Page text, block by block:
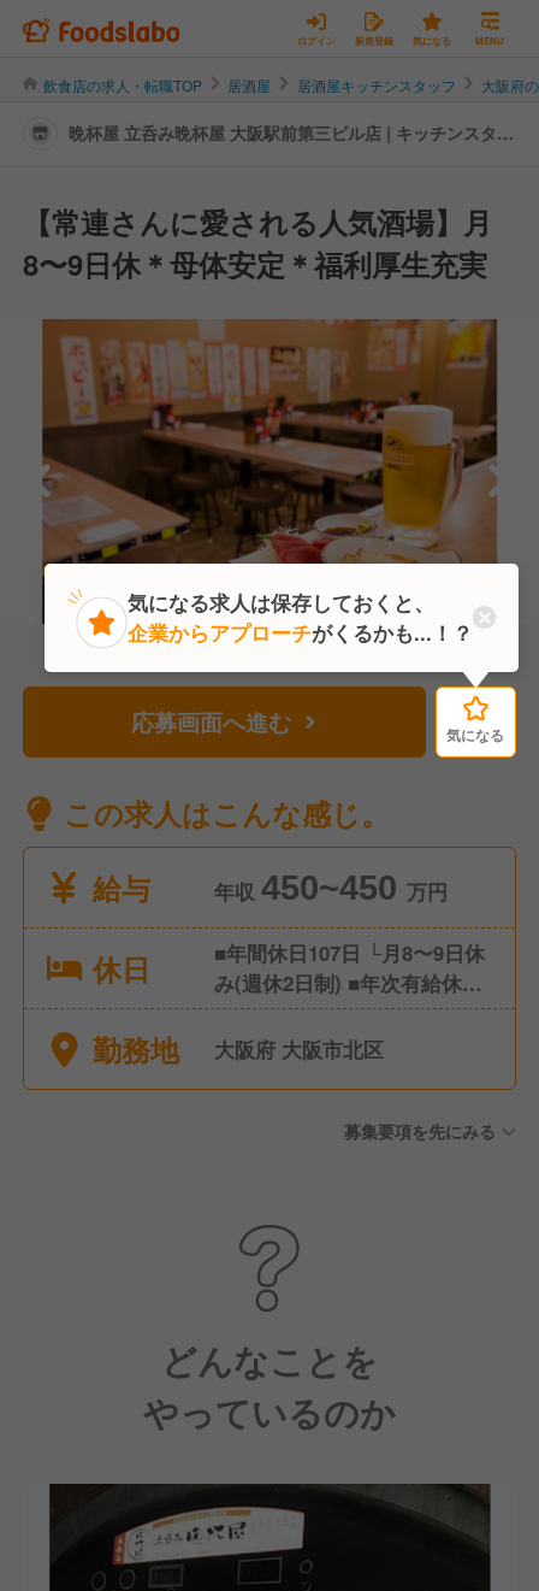
ログイン 新規登録 気になる MENU
飲食店の求人・転職TOP 居酒屋 居酒屋キッチンスタッフ 大阪府
晩杯屋 立呑み晩杯屋 大阪駅前第三ビル店 | キッチンスタッ
【常連さんに愛される人気酒場】月
8〜9日休＊母体安定＊福利厚生充実
応募画面へ進む 気になる
この求人はこんな感じ。
給与
年収 450~450 万円
休日
■年間休日107日 └月8〜9日休
み(週休2日制) ■年次有給休暇
(入社半年後初年度10日間付
与) ■慶弔休暇
勤務地 大阪府 大阪市北区
募集要項を先にみる
どんなことを
やっているのか
気になる
気になる求人は保存しておくと、
企業からアプローチがくるかも...！？